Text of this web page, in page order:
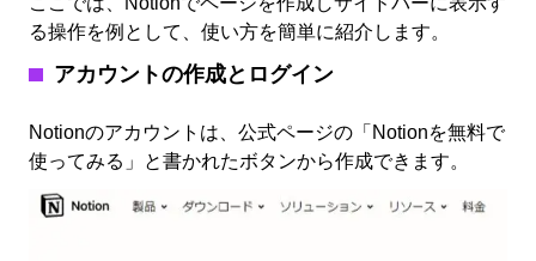
る操作を例として、使い方を簡単に紹介します。
アカウントの作成とログイン
Notionのアカウントは、公式ページの「Notionを無料で
使ってみる」と書かれたボタンから作成できます。